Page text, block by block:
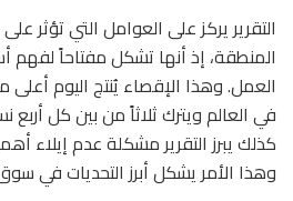
التقرير يركز على العوامل التي تؤثر
المنطقة، إذ أنها تشكل مفتاحاً
العمل. وهذا الإقصاء يُنتج اليوم أعلى
في العالم ويترك ثلاثاً من بين كل
كذلك يبرز التقرير مشكلة عدم إيلاء
وهذا الأمر يشكل أبرز التحديات في